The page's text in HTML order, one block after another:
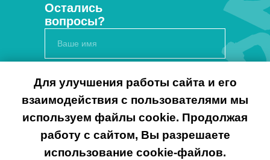
Для улучшения работы сайта и его
взаимодействия с пользователями мы
используем файлы cookie. Продолжая
работу с сайтом, Вы разрешаете
использование cookie-файлов.
Остались
вопросы?